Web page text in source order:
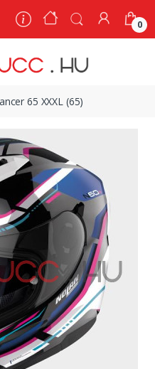
0
65 XXXL (65)
0